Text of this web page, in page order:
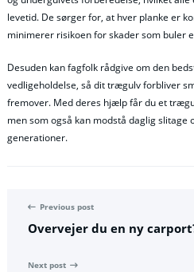
levetid. De sørger for, at hver planke er
minimerer risikoen for skader som buler
Desuden kan fagfolk rådgive om den
vedligeholdelse, så dit trægulv forbliver
fremover. Med deres hjælp får du et
men som også kan modstå daglig slitage
generationer.
Previous post
Overvejer du en ny
Next post